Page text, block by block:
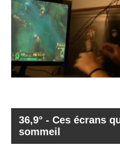
36,9° - Ces écrans
sommeil